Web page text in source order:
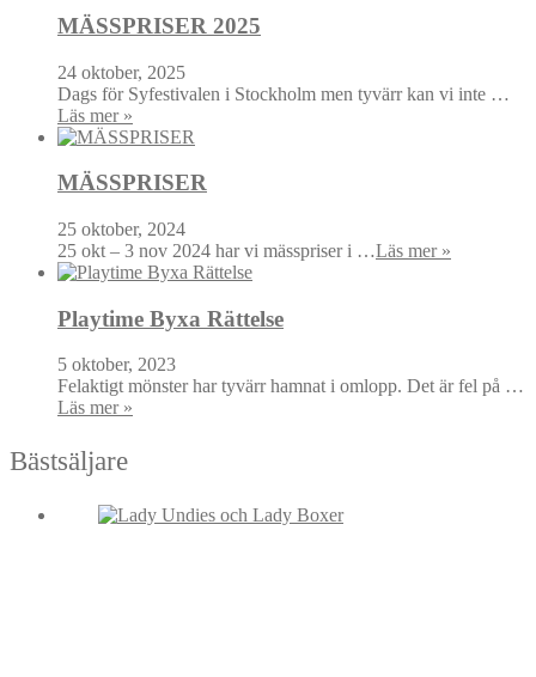
MÄSSPRISER 2025
24 oktober, 2025
Dags för Syfestivalen i Stockholm men tyvärr kan vi inte …
Läs mer »
MÄSSPRISER
25 oktober, 2024
25 okt – 3 nov 2024 har vi mässpriser i …Läs mer »
Playtime Byxa Rättelse
5 oktober, 2023
Felaktigt mönster har tyvärr hamnat i omlopp. Det är fel på …
Läs mer »
Bästsäljare